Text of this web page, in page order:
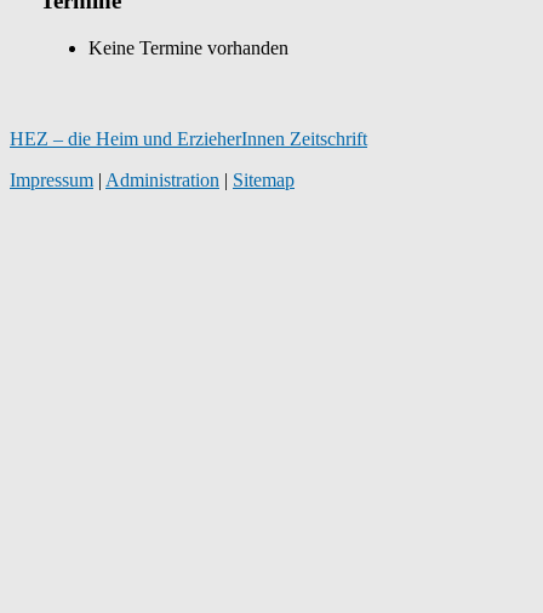
Keine Termine vorhanden
HEZ – die Heim und ErzieherInnen Zeitschrift
Impressum | Administration | Sitemap